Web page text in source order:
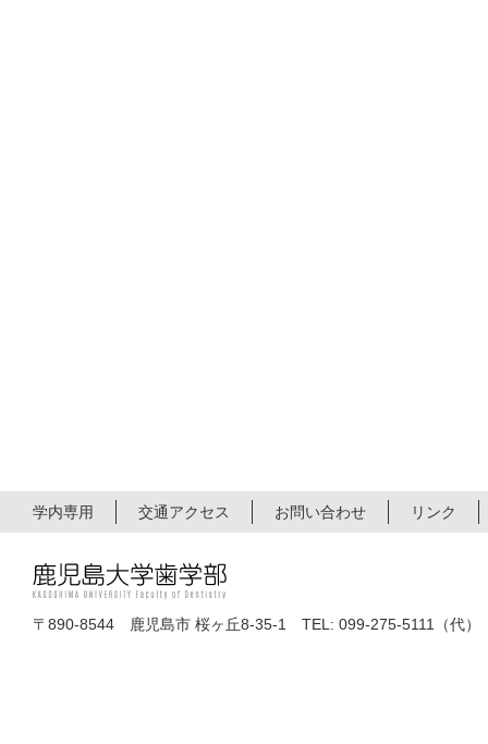
学内専用 交通アクセス お問い合わせ リンク
〒890-8544 鹿児島市 桜ヶ丘8-35-1 TEL: 099-275-5111（代）